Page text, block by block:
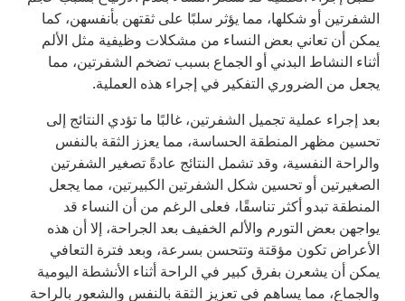
الشفرتين أو شكلها، مما يؤثر سلبًا على ثقتهن بأنفسهن، كما
يمكن أن تعاني بعض النساء من مشكلات وظيفية مثل الألم
أثناء النشاط البدني أو الجماع بسبب تضخم الشفرتين، مما
يجعل من الضروري التفكير في إجراء هذه العملية.
بعد إجراء عملية تجميل الشفرتين، غالبًا ما تؤدي النتائج إلى
تحسين مظهر المنطقة الحساسة، مما يعزز الثقة بالنفس
والراحة النفسية، وقد تشمل النتائج عادةً تصغير الشفرتين
الصغيرتين أو تحسين شكل الشفرتين الكبيرتين، مما يجعل
المنطقة تبدو أكثر تناسقًا، فعلى الرغم من أن النساء قد
يواجهن بعض التورم والألم الخفيف بعد الجراحة، إلا أن هذه
الأعراض تكون مؤقتة وتتحسن بسرعة، وبعد فترة التعافي
يمكن أن يشعرن بفرق كبير في الراحة أثناء الأنشطة اليومية
والجماع، مما يساهم في تعزيز الثقة بالنفس والشعور بالراحة